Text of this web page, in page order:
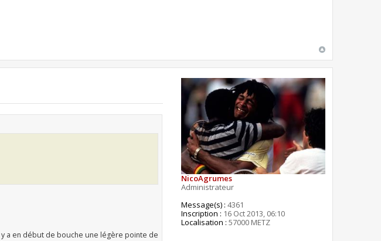
a en début de bouche une légère pointe de
NicoAgrumes
Administrateur
Message(s) : 4361
Inscription : 16 Oct 2013, 06:10
Localisation : 57000 METZ